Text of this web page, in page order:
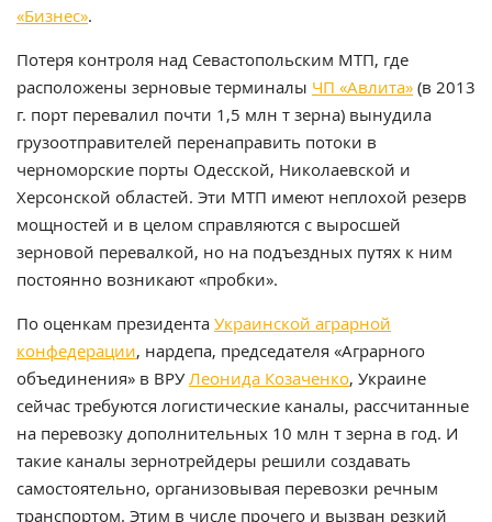
«Бизнес».
Потеря контроля над Севастопольским МТП, где
расположены зерновые терминалы ЧП «Авлита» (в 2013
г. порт перевалил почти 1,5 млн т зерна) вынудила
грузоотправителей перенаправить потоки в
черноморские порты Одесской, Николаевской и
Херсонской областей. Эти МТП имеют неплохой резерв
мощностей и в целом справляются с выросшей
зерновой перевалкой, но на подъездных путях к ним
постоянно возникают «пробки».
По оценкам президента Украинской аграрной
конфедерации, нардепа, председателя «Аграрного
объединения» в ВРУ Леонида Козаченко, Украине
сейчас требуются логистические каналы, рассчитанные
на перевозку дополнительных 10 млн т зерна в год. И
такие каналы зернотрейдеры решили создавать
самостоятельно, организовывая перевозки речным
транспортом. Этим в числе прочего и вызван резкий